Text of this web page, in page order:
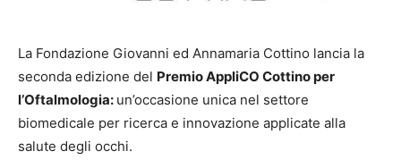
La Fondazione Giovanni ed Annamaria Cottino lancia la
seconda edizione del Premio AppliCO Cottino per
l’Oftalmologia: un’occasione unica nel settore
biomedicale per ricerca e innovazione applicate alla
salute degli occhi.